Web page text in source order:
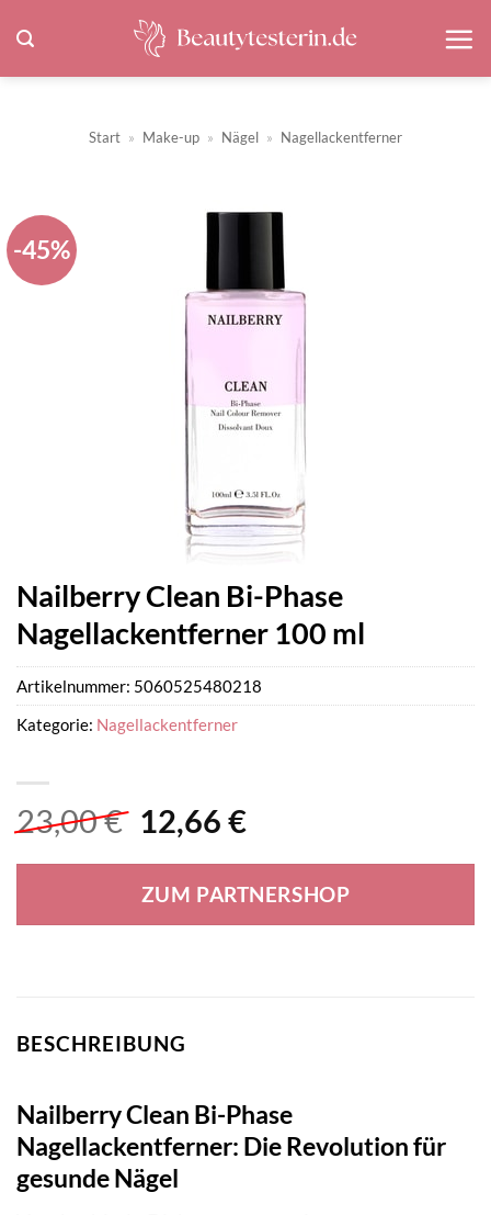
Inhalt
springen
Start » Make-up » Nägel » Nagellackentferner
-45%
Nailberry Clean Bi-Phase
Nagellackentferner 100 ml
23,00€ Ursprünglicher
war:
23,00 €
12,66 €Aktueller
ist:
12,66 €.
ZUM PARTNERSHOP
Artikelnummer: 5060525480218
Kategorie: Nagellackentferner
BESCHREIBUNG
Nailberry Clean Bi-Phase
Nagellackentferner: Die Revolution für
gesunde Nägel